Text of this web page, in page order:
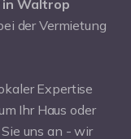
in Waltrop
der Vermietung
Expertise
Ihr Haus oder
uns an - wir